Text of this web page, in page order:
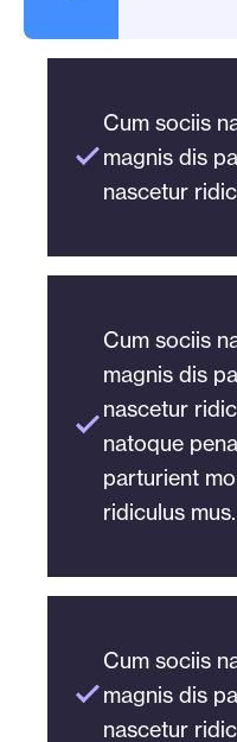
amet
ornare
vel augue
cursus
porta
Cras
amet
eget
dolor
cursus
porta
Cum sociis
magnis dis
nascetur
Cum sociis
magnis dis
nascetur
natoque
parturient
ridiculus mus.
Cum sociis
magnis dis
nascetur